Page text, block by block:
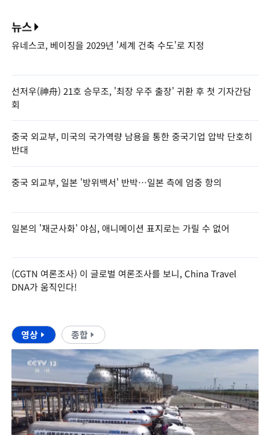
뉴스
유네스코, 베이징을 2029년 '세계 건축 수도'로 지정
선저우(神舟) 21호 승무조, '최장 우주 출장' 귀환 후 첫 기자간담
회
중국 외교부, 미국의 국가역량 남용을 통한 중국기업 압박 단호히
반대
중국 외교부, 일본 '방위백서' 반박…일본 측에 엄중 항의
일본의 '재군사화' 야심, 애니메이션 표지로는 가릴 수 없어
(CGTN 여론조사) 이 글로벌 여론조사를 보니, China Travel
DNA가 움직인다!
영상 종합